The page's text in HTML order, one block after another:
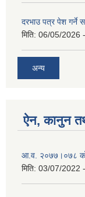
दरभाउ पत्र पेश गर्ने
मिति: 06/05/2026
अन्य
ऐन, कानुन
आ‍.व. २०७७।०७८
मिति: 03/07/2022